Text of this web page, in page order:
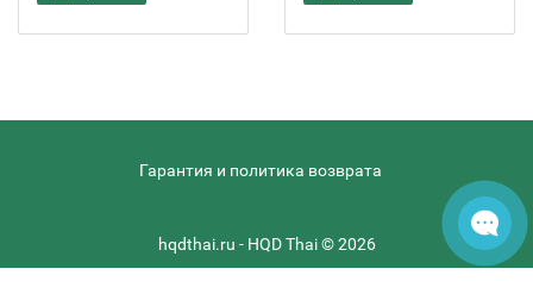
Гарантия и политика возврата
hqdthai.ru - HQD Thai © 2026